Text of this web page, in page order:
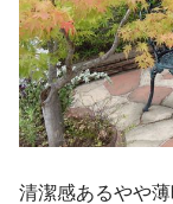
清潔感あるやや